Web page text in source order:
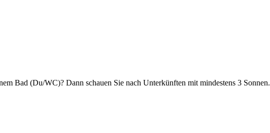
Bad (Du/WC)? Dann schauen Sie nach Unterkünften mit mindestens 3 Sonnen.